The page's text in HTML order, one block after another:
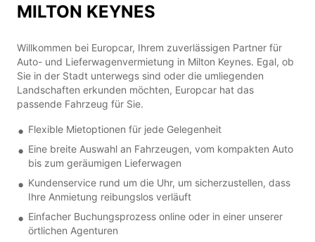
MILTON KEYNES
Willkommen bei Europcar, Ihrem zuverlässigen Partner für
Auto- und Lieferwagenvermietung in Milton Keynes. Egal, ob
Sie in der Stadt unterwegs sind oder die umliegenden
Landschaften erkunden möchten, Europcar hat das
passende Fahrzeug für Sie.
Flexible Mietoptionen für jede Gelegenheit
Eine breite Auswahl an Fahrzeugen, vom kompakten Auto
bis zum geräumigen Lieferwagen
Kundenservice rund um die Uhr, um sicherzustellen, dass
Ihre Anmietung reibungslos verläuft
Einfacher Buchungsprozess online oder in einer unserer
örtlichen Agenturen